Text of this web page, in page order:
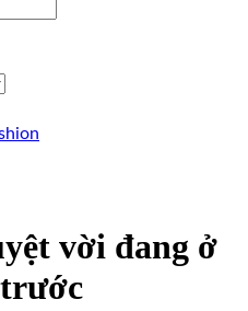
vời đang ở